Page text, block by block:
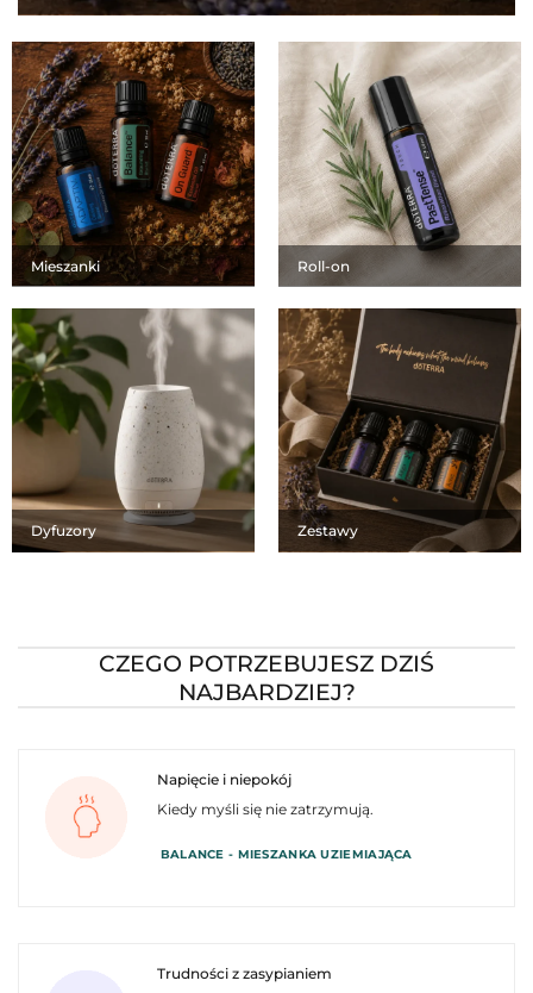
Mieszanki Roll-on
Dyfuzory Zestawy
CZEGO POTRZEBUJESZ DZIŚ
NAJBARDZIEJ?
Napięcie i niepokój
Kiedy myśli się nie zatrzymują.
BALANCE - MIESZANKA UZIEMIAJĄCA
Trudności z zasypianiem